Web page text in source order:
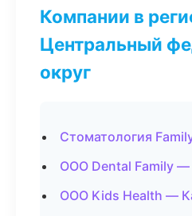
Компании в
Центральный
округ
Стоматология
ООО Dental Family —
ООО Kids Health —